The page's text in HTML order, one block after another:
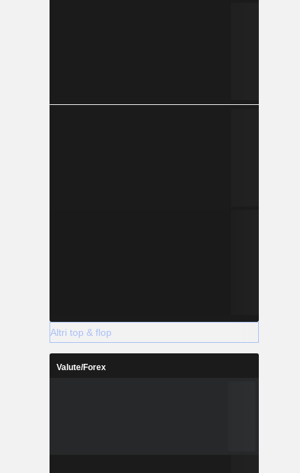
Altri top & flop
Valute/Forex